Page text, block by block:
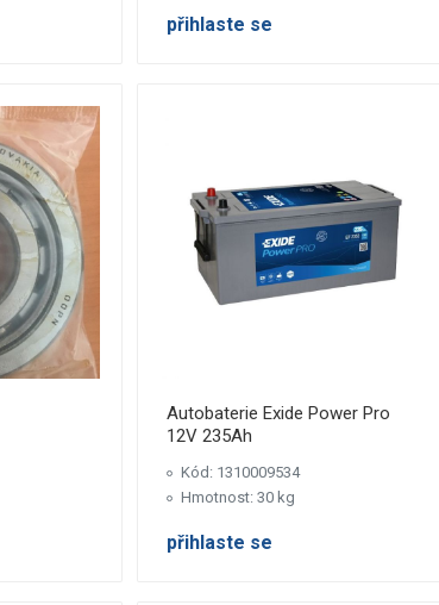
přihlaste se
Autobaterie Exide Power Pro
12V 235Ah
Kód: 1310009534
Hmotnost: 30 kg
přihlaste se